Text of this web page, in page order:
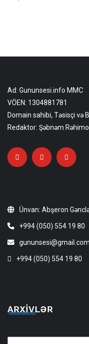
Ad: Gununsesi.info MMC
VÖEN: 1304881781
Domain sahibi, Təsisçi və
Redaktor: Şəbnəm
Ünvan: Abşeron
+994 (050) 554 19 80
gununsesi@gmail.com
+994 (050) 554 19 80
ARXIVLƏR
Arxivlər